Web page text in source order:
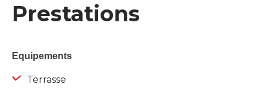
Prestations
Equipements
Terrasse